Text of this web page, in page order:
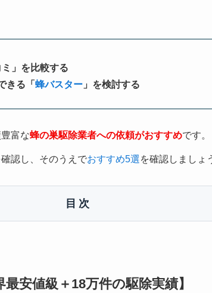
」を比較する
きる「 蜂バスター 」を検討する
富な蜂の巣駆除業者への依頼がおすすめです。
確認し、そのうえでおすすめ5選を確認しましょ
目次
最安値級＋18万件の駆除実績】